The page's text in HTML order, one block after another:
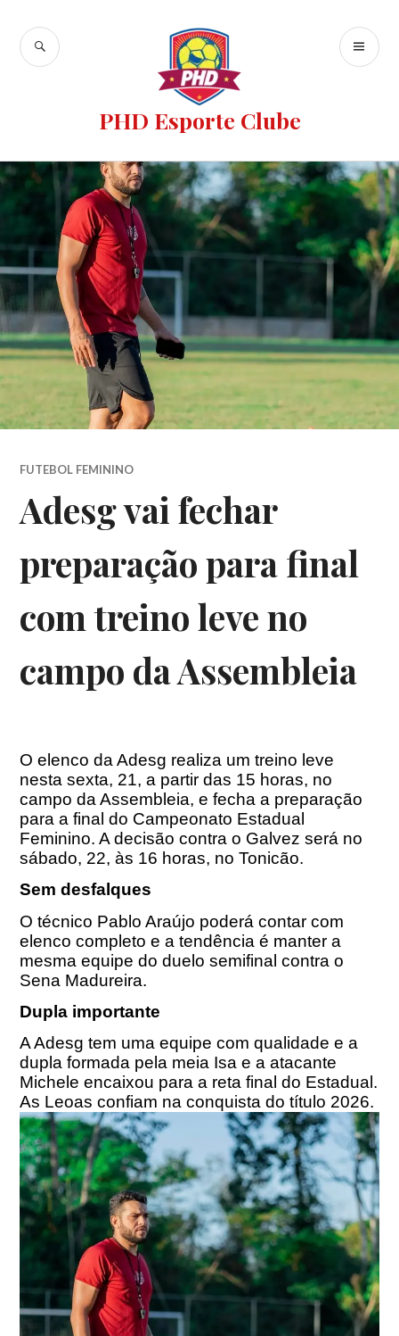
PHD Esporte Clube
FUTEBOL FEMININO
Adesg vai fechar
preparação para final
com treino leve no
campo da Assembleia
O elenco da Adesg realiza um treino leve
nesta sexta, 21, a partir das 15 horas, no
campo da Assembleia, e fecha a preparação
para a final do Campeonato Estadual
Feminino. A decisão contra o Galvez será no
sábado, 22, às 16 horas, no Tonicão.
Sem desfalques
O técnico Pablo Araújo poderá contar com
elenco completo e a tendência é manter a
mesma equipe do duelo semifinal contra o
Sena Madureira.
Dupla importante
A Adesg tem uma equipe com qualidade e a
dupla formada pela meia Isa e a atacante
Michele encaixou para a reta final do Estadual.
As Leoas confiam na conquista do título 2026.